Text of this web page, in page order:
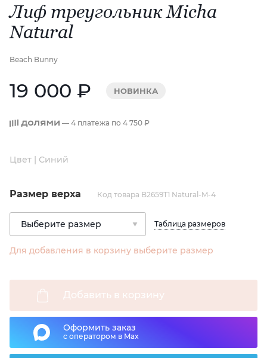
Лиф треугольник Micha
Natural
Beach Bunny
19 000 ₽ НОВИНКА
— 4 платежа по 4 750 ₽
Цвет | Синий
Размер верха Код товара B2659T1 Natural-M-4
Таблица размеров
Для добавления в корзину выберите размер
Добавить в корзину
Оформить заказ
с оператором в Max